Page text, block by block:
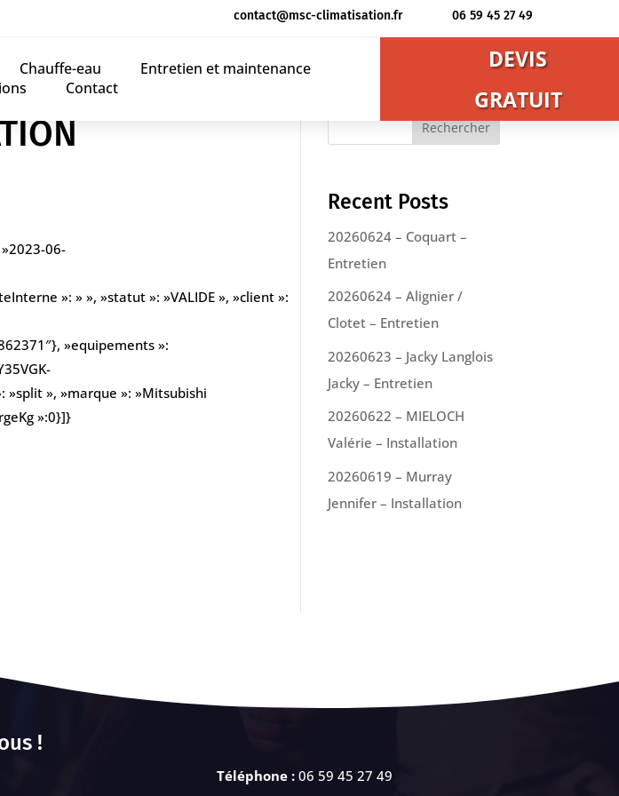
contact@msc-climatisation.fr 06 59 45 27 49
Chauffe-eau
Entretien et maintenance
Contact
DEVIS
GRATUIT
06-
»: » », »statut »: »VALIDE », »client »:
»equipements »:
»split », »marque »: »Mitsubishi
»:0}]}
Rechercher
Recent Posts
20260624 – Coquart –
Entretien
20260624 – Alignier /
Clotet – Entretien
20260623 – Jacky Langlois
Jacky – Entretien
20260622 – MIELOCH
Valérie – Installation
20260619 – Murray
Jennifer – Installation
!
Téléphone : 06 59 45 27 49